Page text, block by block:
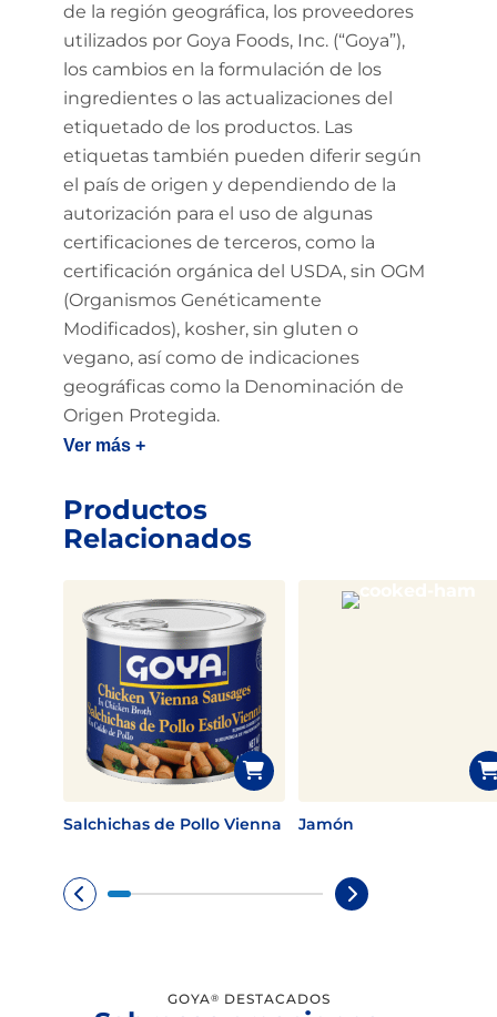
de la región geográfica, los proveedores
utilizados por Goya Foods, Inc. (“Goya”),
los cambios en la formulación de los
ingredientes o las actualizaciones del
etiquetado de los productos. Las
etiquetas también pueden diferir según
el país de origen y dependiendo de la
autorización para el uso de algunas
certificaciones de terceros, como la
certificación orgánica del USDA, sin OGM
(Organismos Genéticamente
Modificados), kosher, sin gluten o
vegano, así como de indicaciones
geográficas como la Denominación de
Origen Protegida.
Ver más +
Productos
Relacionados
Salchichas de Pollo Vienna Jamón
GOYA® DESTACADOS